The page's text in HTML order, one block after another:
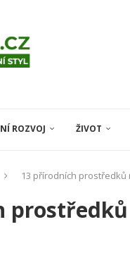
ROZVOJ ŽIVOT
13 přírodních